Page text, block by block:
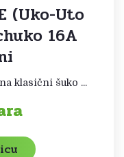
(Uko-Uto
16A
klasični šuko ...